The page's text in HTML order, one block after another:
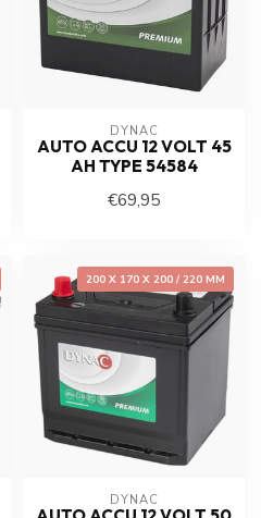
DYNAC
AUTO ACCU 12 VOLT 45
AH TYPE 54584
€69,95
200 X 170 X 200 / 220 MM
DYNAC